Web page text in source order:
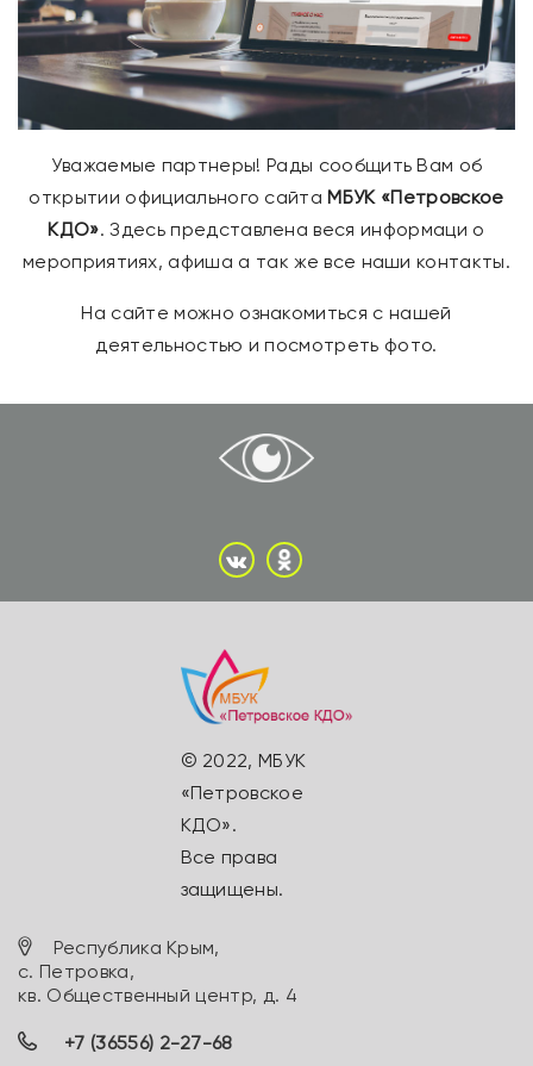
Уважаемые партнеры! Рады сообщить Вам об
открытии официального сайта МБУК «Петровское
КДО». Здесь представлена веся информаци о
мероприятиях, афиша а так же все наши контакты.
На сайте можно ознакомиться с нашей
деятельностью и посмотреть фото.
© 2022, МБУК
«Петровское
КДО».
Все права
защищены.
Республика Крым,
с. Петровка,
кв. Общественный центр, д. 4
+7 (36556) 2-27-68